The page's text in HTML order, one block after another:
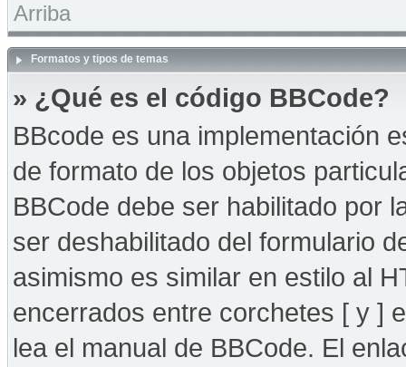
Arriba
Formatos y tipos de temas
» ¿Qué es el código BBCode?
BBcode es una implementación
de formato de los objetos
BBCode debe ser habilitado por
ser deshabilitado del formulario
asimismo es similar en estilo al
encerrados entre corchetes [ y ]
lea el manual de BBCode. El